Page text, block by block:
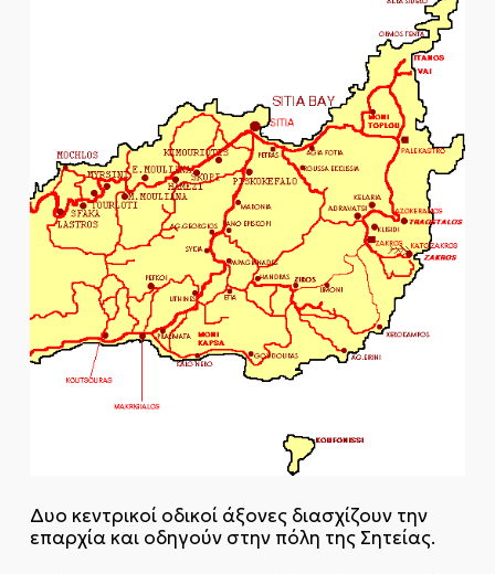
Δυο κεντρικοί οδικοί άξονες διασχίζουν την
επαρχία και οδηγούν στην πόλη της Σητείας.